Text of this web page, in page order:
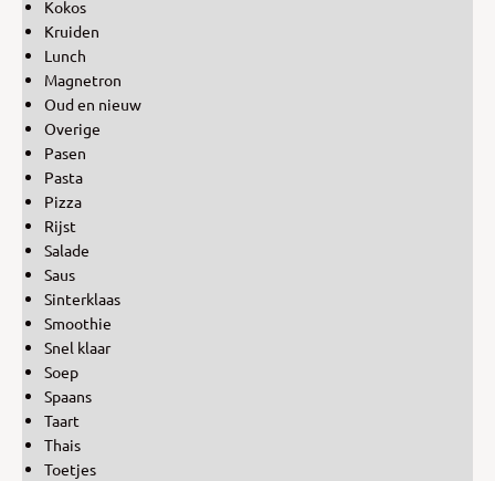
Kokos
Kruiden
Lunch
Magnetron
Oud en nieuw
Overige
Pasen
Pasta
Pizza
Rijst
Salade
Saus
Sinterklaas
Smoothie
Snel klaar
Soep
Spaans
Taart
Thais
Toetjes